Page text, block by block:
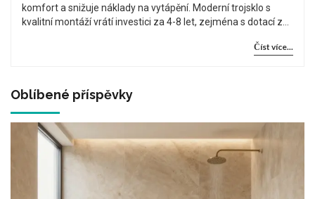
komfort a snižuje náklady na vytápění. Moderní trojsklo s
kvalitní montáží vrátí investici za 4-8 let, zejména s dotací z
Číst více...
Oblíbené příspěvky